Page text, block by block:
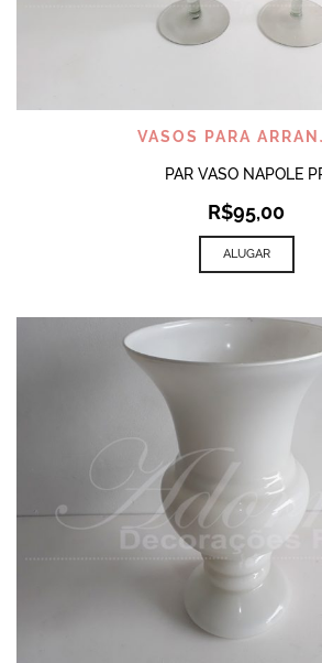
VASOS PARA
PAR VASO NAPOLE
R$95,00
ALUGAR